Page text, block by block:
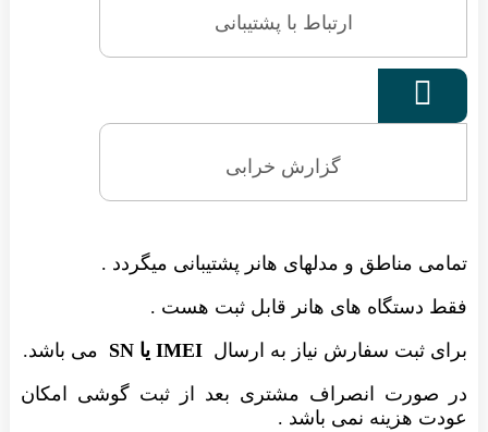
ارتباط با پشتیبانی

گزارش خرابی
تمامی مناطق و مدلهای هانر پشتیبانی میگردد .
فقط دستگاه های هانر قابل ثبت هست .
برای ثبت سفارش نیاز به ارسال IMEI یا SN
می باشد.
در صورت انصراف مشتری بعد از ثبت گوشی امکان
عودت هزینه نمی باشد .